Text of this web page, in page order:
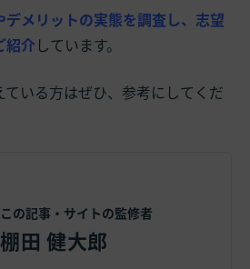
メリットの実態を調査し、志望
紹介 しています。
いる方はぜひ、参考にしてくだ
この記事・サイトの監修者
棚田 健大郎